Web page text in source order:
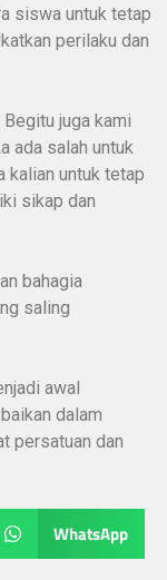
siswa untuk tetap
perilaku dan
juga kami
ada salah untuk
kalian untuk tetap
sikap dan
bahagia
saling
awal
dalam
persatuan dan
WhatsApp